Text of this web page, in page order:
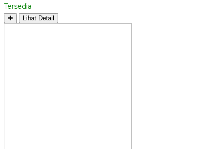
Tersedia
✚ Lihat Detail